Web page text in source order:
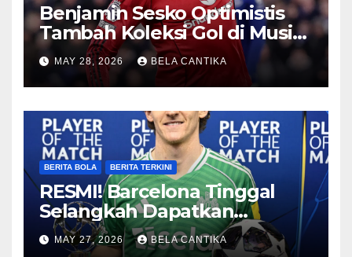
Benjamin Sesko Optimistis
Tambah Koleksi Gol di Musim
2026/27
MAY 28, 2026 BELA CANTIKA
BERITA BOLA BERITA TERKINI
RESMI! Barcelona Tinggal
Selangkah Dapatkan
Anthony Gordon
MAY 27, 2026 BELA CANTIKA